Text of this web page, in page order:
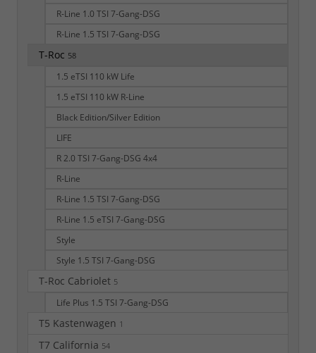
R-Line 1.0 TSI 7-Gang-DSG
R-Line 1.5 TSI 7-Gang-DSG
T-Roc 58
1.5 eTSI 110 kW Life
1.5 eTSI 110 kW R-Line
Black Edition/Silver Edition
LIFE
R 2.0 TSI 7-Gang-DSG 4x4
R-Line
R-Line 1.5 TSI 7-Gang-DSG
R-Line 1.5 eTSI 7-Gang-DSG
Style
Style 1.5 TSI 7-Gang-DSG
T-Roc Cabriolet 5
Life Plus 1.5 TSI 7-Gang-DSG
T5 Kastenwagen 1
T7 California 54